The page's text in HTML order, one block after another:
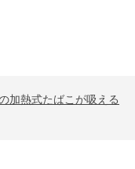
加熱式たばこが吸える